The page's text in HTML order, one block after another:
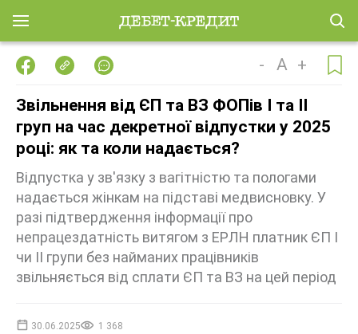
- A +
Звільнення від ЄП та ВЗ ФОПів І та ІІ
груп на час декретної відпустки у 2025
році: як та коли надається?
Відпустка у зв'язку з вагітністю та пологами
надається жінкам на підставі медвисновку. У
разі підтвердження інформації про
непрацездатність витягом з ЕРЛН платник ЄП І
чи ІІ групи без найманих працівників
звільняється від сплати ЄП та ВЗ на цей період
30.06.2025 1 368